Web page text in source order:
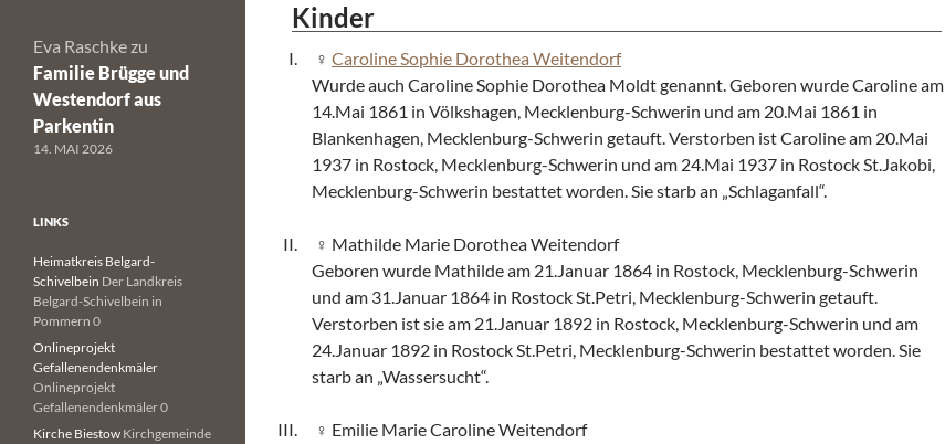
Kinder
Caroline Sophie Dorothea Weitendorf
Wurde auch Caroline Sophie Dorothea Moldt genannt. Geboren wurde Caroline am
14.Mai 1861 in Völkshagen, Mecklenburg-Schwerin und am 20.Mai 1861 in
Blankenhagen, Mecklenburg-Schwerin getauft. Verstorben ist Caroline am 20.Mai
1937 in Rostock, Mecklenburg-Schwerin und am 24.Mai 1937 in Rostock St.Jakobi,
Mecklenburg-Schwerin bestattet worden. Sie starb an „Schlaganfall“.
Mathilde Marie Dorothea Weitendorf
Geboren wurde Mathilde am 21.Januar 1864 in Rostock, Mecklenburg-Schwerin
und am 31.Januar 1864 in Rostock St.Petri, Mecklenburg-Schwerin getauft.
Verstorben ist sie am 21.Januar 1892 in Rostock, Mecklenburg-Schwerin und am
24.Januar 1892 in Rostock St.Petri, Mecklenburg-Schwerin bestattet worden. Sie
starb an „Wassersucht“.
Emilie Marie Caroline Weitendorf
Eva Raschke zu
Familie Brügge und
Westendorf aus
Parkentin
14. MAI 2026
LINKS
Heimatkreis Belgard-
Schivelbein Der Landkreis
Belgard-Schivelbein in
Pommern 0
Onlineprojekt
Gefallenendenkmäler
Onlineprojekt
Gefallenendenkmäler 0
Kirche Biestow Kirchgemeinde